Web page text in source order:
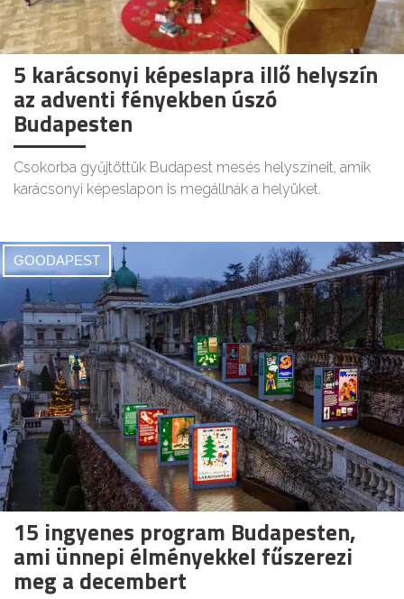
5 karácsonyi képeslapra illő helyszín
az adventi fényekben úszó
Budapesten
Csokorba gyűjtöttük Budapest mesés helyszíneit, amik
karácsonyi képeslapon is megállnák a helyüket.
GOODAPEST
15 ingyenes program Budapesten,
ami ünnepi élményekkel fűszerezi
meg a decembert